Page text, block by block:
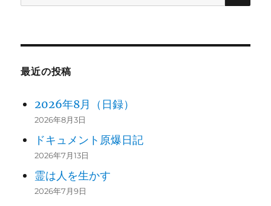
索:
最近の投稿
2026年8月（日録）
2026年8月3日
ドキュメント原爆日記
2026年7月13日
霊は人を生かす
2026年7月9日